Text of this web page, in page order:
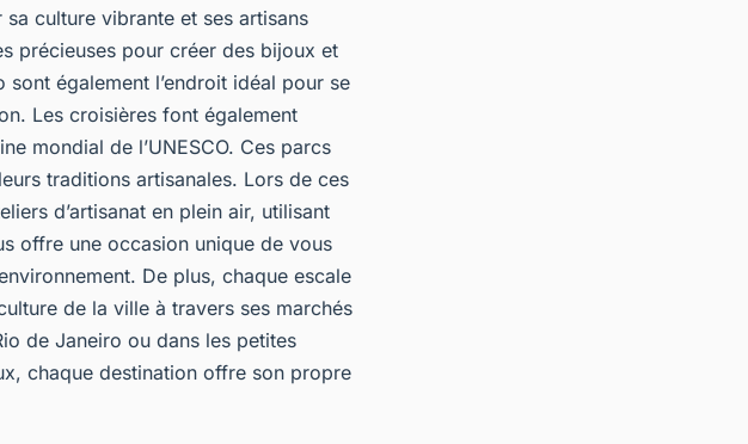
culture vibrante et ses artisans
précieuses pour créer des bijoux et
également l’endroit idéal pour se
Les croisières font également
mondial de l’UNESCO. Ces parcs
traditions artisanales. Lors de ces
d’artisanat en plein air, utilisant
offre une occasion unique de vous
De plus, chaque escale
de la ville à travers ses marchés
de Janeiro ou dans les petites
chaque destination offre son propre